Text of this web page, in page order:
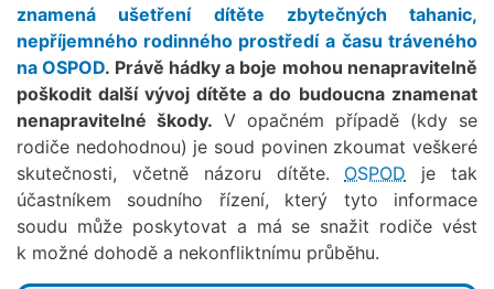
znamená ušetření dítěte zbytečných tahanic,
nepříjemného rodinného prostředí a času tráveného
naOSPOD. Právě hádky a boje mohou nenapravitelně
poškodit další vývoj dítěte a do budoucna znamenat
nenapravitelné škody. V opačném případě (kdy se
rodiče nedohodnou) je soud povinen zkoumat veškeré
skutečnosti, včetně názoru dítěte. OSPOD je tak
účastníkem soudního řízení, který tyto informace
soudu může poskytovat a má se snažit rodiče vést
k možné dohodě a nekonfliktnímu průběhu.